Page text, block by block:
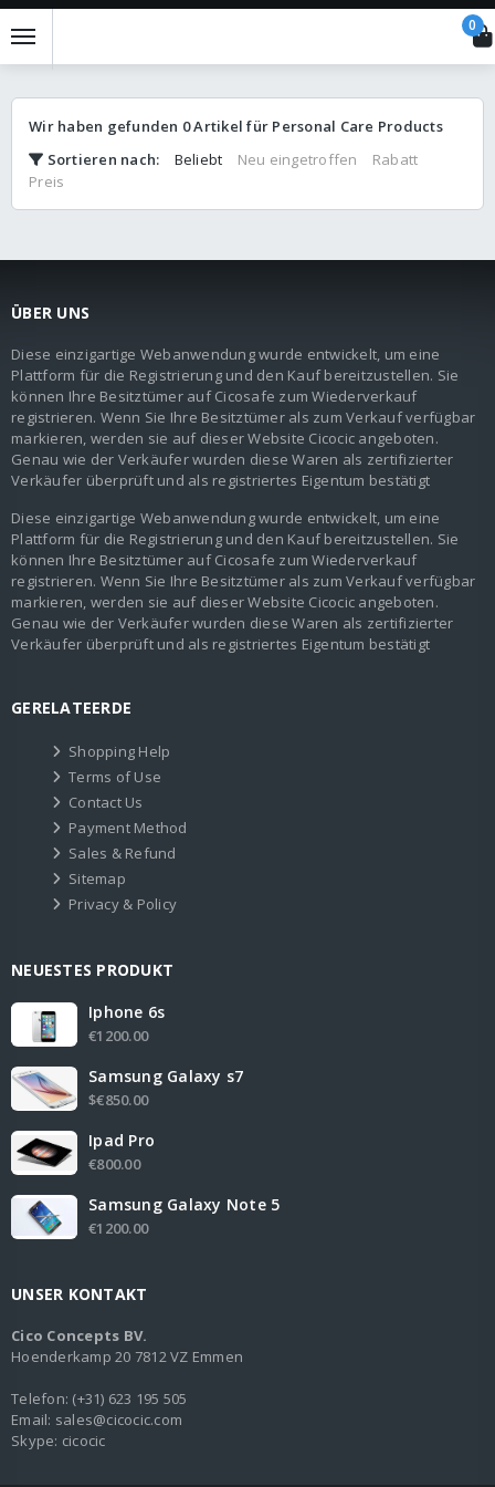
0
Wir haben gefunden 0Artikel für Personal Care Products
Sortieren nach: Beliebt Neu eingetroffen
Rabatt
Preis
ÜBER UNS
Diese einzigartige Webanwendung wurde entwickelt, um eine
Plattform für die Registrierung und den Kauf bereitzustellen. Sie
können Ihre Besitztümer auf Cicosafe zum Wiederverkauf
registrieren. Wenn Sie Ihre Besitztümer als zum Verkauf verfügbar
markieren, werden sie auf dieser Website Cicocic angeboten.
Genau wie der Verkäufer wurden diese Waren als zertifizierter
Verkäufer überprüft und als registriertes Eigentum bestätigt
Diese einzigartige Webanwendung wurde entwickelt, um eine
Plattform für die Registrierung und den Kauf bereitzustellen. Sie
können Ihre Besitztümer auf Cicosafe zum Wiederverkauf
registrieren. Wenn Sie Ihre Besitztümer als zum Verkauf verfügbar
markieren, werden sie auf dieser Website Cicocic angeboten.
Genau wie der Verkäufer wurden diese Waren als zertifizierter
Verkäufer überprüft und als registriertes Eigentum bestätigt
GERELATEERDE
Shopping Help
Terms of Use
Contact Us
Payment Method
Sales & Refund
Sitemap
Privacy & Policy
NEUESTES PRODUKT
Iphone 6s
€1200.00
Samsung Galaxy s7
$€850.00
Ipad Pro
€800.00
Samsung Galaxy Note 5
€1200.00
UNSER KONTAKT
Cico Concepts BV.
Hoenderkamp 20 7812 VZ Emmen
Telefon: (+31) 623 195 505
Email: sales@cicocic.com
Skype: cicocic